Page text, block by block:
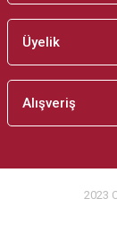
Üyelik
Alışveriş
2023